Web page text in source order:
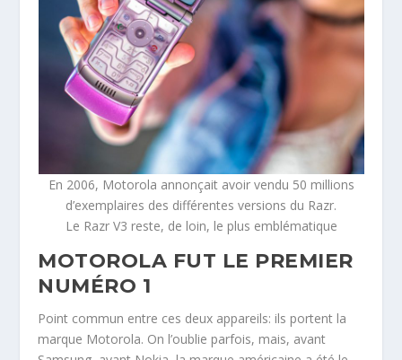
En 2006, Motorola annonçait avoir vendu 50 millions
d’exemplaires des différentes versions du Razr.
Le Razr V3 reste, de loin, le plus emblématique
MOTOROLA FUT LE PREMIER
NUMÉRO 1
Point commun entre ces deux appareils: ils portent la
marque Motorola. On l’oublie parfois, mais, avant